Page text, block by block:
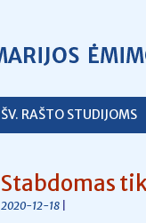
ŠV. RAŠTO STUDIJOMS
Stabdomas
2020-12-18|